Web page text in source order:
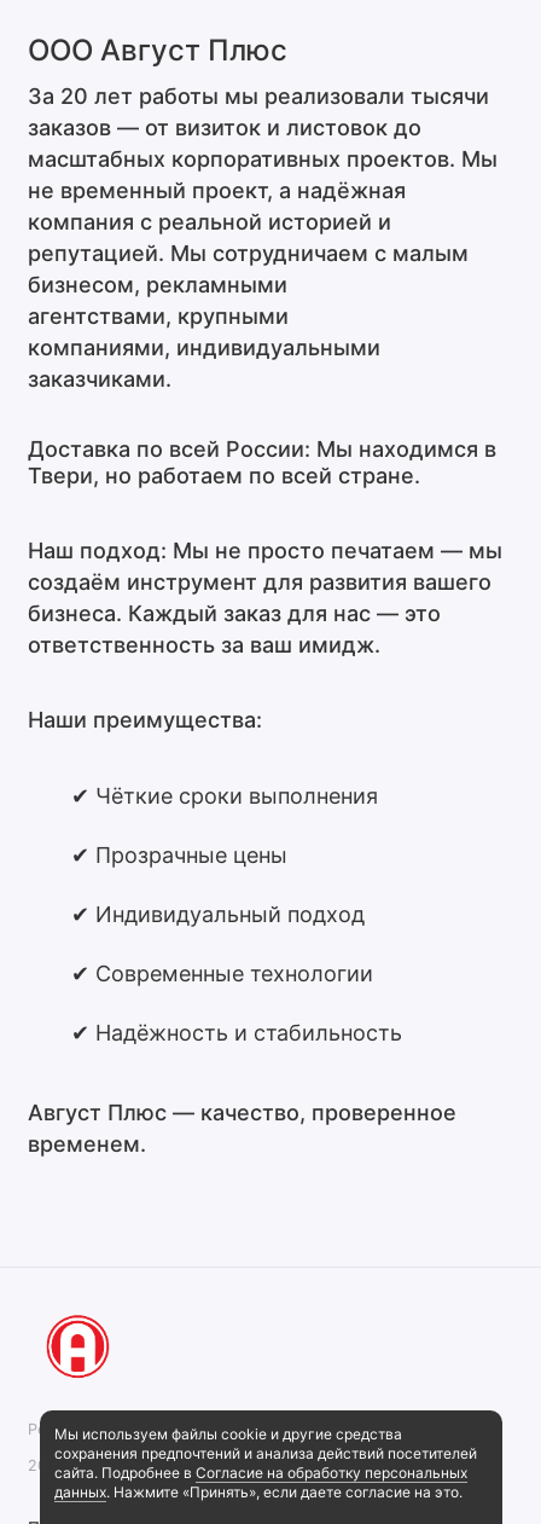
ООО Август Плюс
За 20 лет работы мы реализовали тысячи
заказов — от визиток и листовок до
масштабных корпоративных проектов. Мы
не временный проект, а надёжная
компания с реальной историей и
репутацией. Мы сотрудничаем с малым
бизнесом, рекламными
агентствами, крупными
компаниями, индивидуальными
заказчиками.
Доставка по всей России: Мы находимся в
Твери, но работаем по всей стране.
Наш подход: Мы не просто печатаем — мы
создаём инструмент для развития вашего
бизнеса. Каждый заказ для нас — это
ответственность за ваш имидж.
Наши преимущества:
✔ Чёткие сроки выполнения
✔ Прозрачные цены
✔ Индивидуальный подход
✔ Современные технологии
✔ Надёжность и стабильность
Август Плюс — качество, проверенное
временем.
Мы используем файлы cookie и другие средства
сохранения предпочтений и анализа действий посетителей
сайта. Подробнее в Согласие на обработку персональных
данных. Нажмите «Принять», если даете согласие на это.
Рекламная компания "АвгустПлюс"
2026